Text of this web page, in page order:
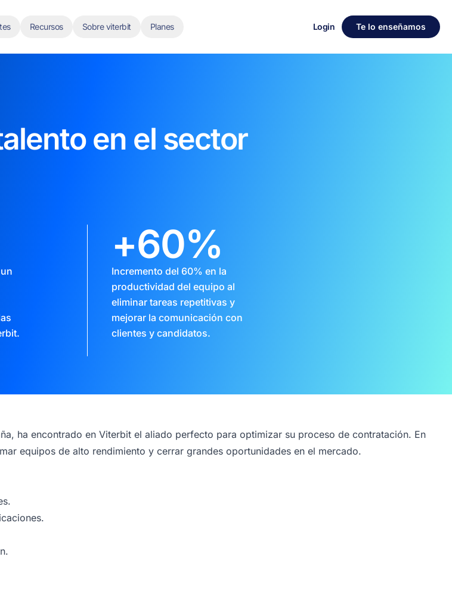
Login Te lo enseñamos
Recursos Sobre viterbit Planes
en el sector
+60%
Incremento del 60% en la
productividad del equipo al
eliminar tareas repetitivas y
mejorar la comunicación con
clientes y candidatos.
ha encontrado en Viterbit el aliado perfecto para optimizar su proceso de contratación. En
equipos de alto rendimiento y cerrar grandes oportunidades en el mercado.